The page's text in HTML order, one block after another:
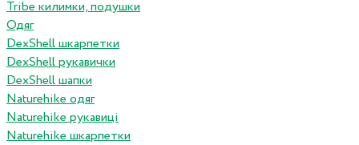
Tribe килимки, подушки
Одяг
DexShell шкарпетки
DexShell рукавички
DexShell шапки
Naturehike одяг
Naturehike рукавиці
Naturehike шкарпетки